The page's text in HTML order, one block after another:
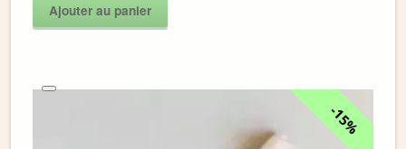
Ajouter au panier
15%